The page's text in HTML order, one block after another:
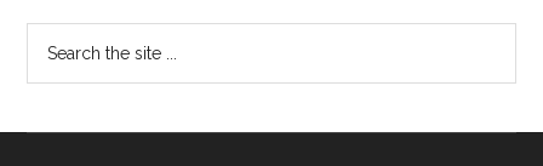
...